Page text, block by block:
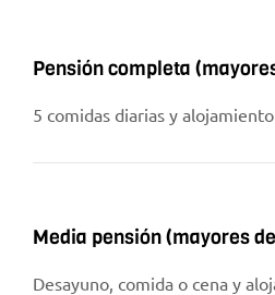
Pensión completa
5 comidas diarias y alojamiento
Media pensión (mayores
Desayuno, comida o cena y